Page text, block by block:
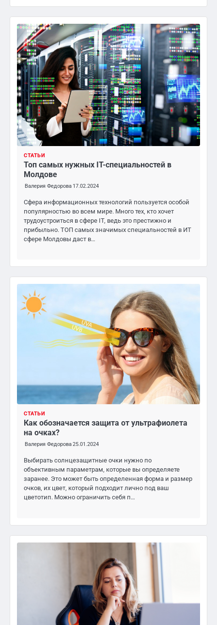
СТАТЬИ
Топ самых нужных IT-специальностей в
Молдове
Валерия Федорова 17.02.2024
Сфера информационных технологий пользуется особой
популярностью во всем мире. Много тех, кто хочет
трудоустроиться в сфере IT, ведь это престижно и
прибыльно. ТОП самых значимых специальностей в ИТ
сфере Молдовы даст в…
СТАТЬИ
Как обозначается защита от ультрафиолета
на очках?
Валерия Федорова25.01.2024
Выбирать солнцезащитные очки нужно по
объективным параметрам, которые вы определяете
заранее. Это может быть определенная форма и размер
очков, их цвет, который подходит лично под ваш
цветотип. Можно ограничить себя п…